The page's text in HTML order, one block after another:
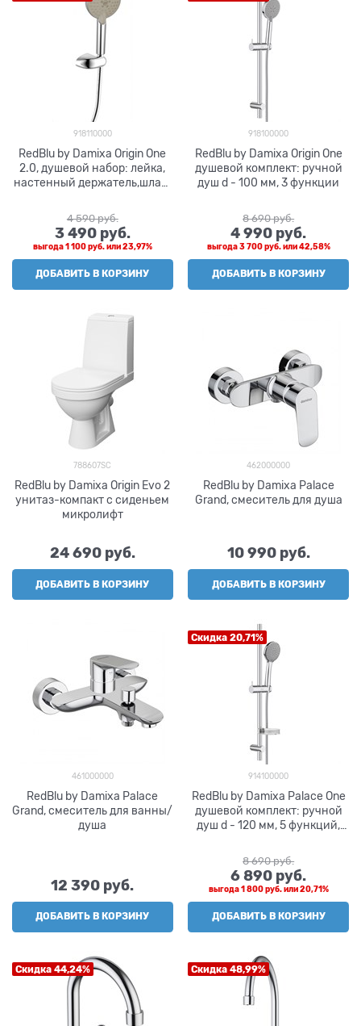
918110000
RedBlu by Damixa Origin One
2.0, душевой набор: лейка,
настенный держатель,шлан,
4 590 руб.
3 490 руб.
выгода1 100 руб.или23,97%
ДОБАВИТЬ В КОРЗИНУ
918100000
RedBlu by Damixa Origin One
душевой комплект: ручной
душ d - 100 мм, 3 функции
8 690 руб.
4 990 руб.
выгода3 700 руб.или42,58%
ДОБАВИТЬ В КОРЗИНУ
788607SC
RedBlu by Damixa Origin Evo 2
унитаз-компакт с сиденьем
микролифт
24 690 руб.
ДОБАВИТЬ В КОРЗИНУ
462000000
RedBlu by Damixa Palace
Grand, смеситель для душа
10 990 руб.
ДОБАВИТЬ В КОРЗИНУ
461000000
RedBlu by Damixa Palace
Grand, смеситель для ванны/
душа
12 390 руб.
ДОБАВИТЬ В КОРЗИНУ
Скидка 20,71%
914100000
RedBlu by Damixa Palace One
душевой комплект: ручной
душ d - 120 мм, 5 функций,
8 690 руб.
6 890 руб.
выгода1 800 руб.или20,71%
ДОБАВИТЬ В КОРЗИНУ
Скидка 44,24% Скидка 48,99%